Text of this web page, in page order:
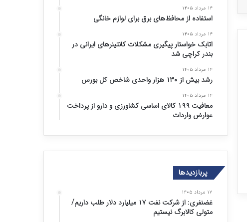
۱۴ مرداد ۱۴۰۵
استفاده از محافظ‌های برق برای لوازم خانگی
۱۴ مرداد ۱۴۰۵
اتابک خواستار پیگیری مشکلات کانتینرهای ایرانی در
بندر کراچی شد
۱۴ مرداد ۱۴۰۵
رشد بیش از ۱۳۰ هزار واحدی شاخص کل بورس
۱۴ مرداد ۱۴۰۵
معافیت ۱۹۹ کالای اساسی کشاورزی و دارو از پرداخت
عوارض واردات
پربازدیدها
۱۷ مرداد ۱۴۰۵
غضنفری: از شرکت نفت ۱۷ میلیارد دلار طلب داریم/
متولی کالابرگ نیستیم